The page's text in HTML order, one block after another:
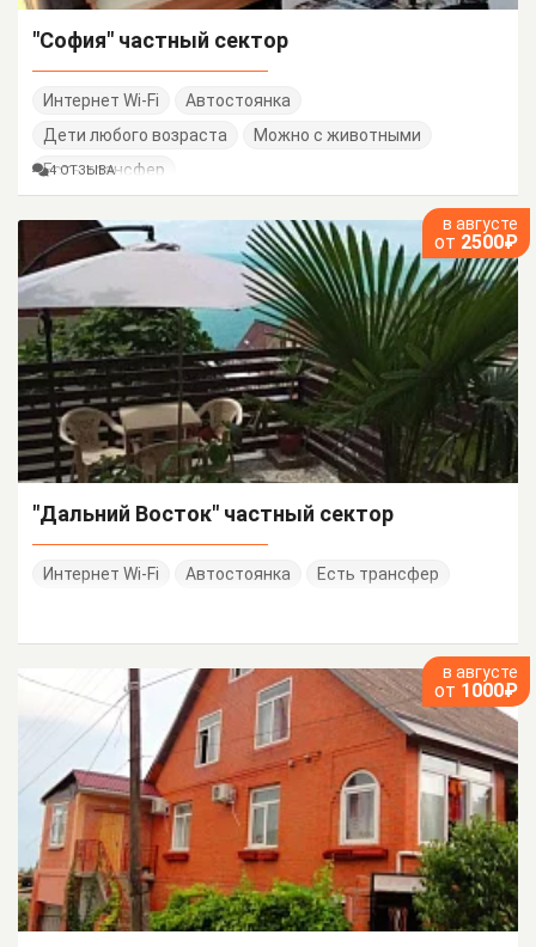
"София" частный сектор
Интернет Wi-Fi
Автостоянка
Дети любого возраста
Можно с животными
Есть трансфер
4 ОТЗЫВА
в августе
от 2500₽
"Дальний Восток" частный сектор
Интернет Wi-Fi Автостоянка Есть трансфер
в августе
от 1000₽